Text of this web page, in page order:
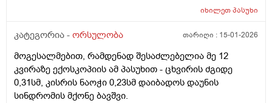
რომ ვწევარ მაშინ მტკივა იგივე ხანგრძლივობიფ
რაც ასე ვარ.
იხილეთპასუხი
კატეგორია - ორსულობა თარიღი : 15-01-2026
მოგესალმებით, რამდენად შესაძლებელია მე 12
კვირაზე ექოსკოპიის ამ პასუხით - ცხვირის ძგიდე
0,31სმ, კისრის ნაოჭი 0,23სმ დაიბადოს დაუნის
სინდრომის მქონე ბავშვი.